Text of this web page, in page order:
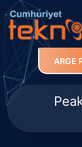
ARGE